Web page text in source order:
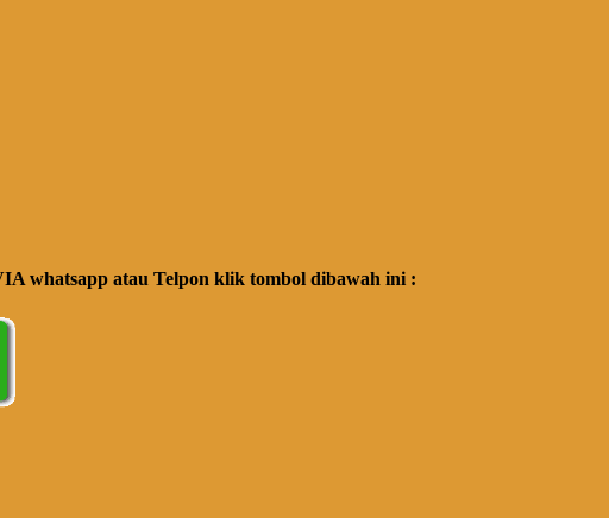
whatsapp atau Telpon klik tombol dibawah ini :